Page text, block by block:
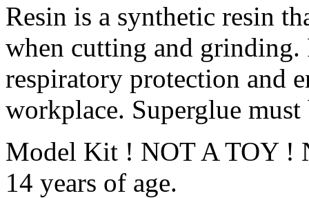
Resin is a synthetic resin
when cutting and
respiratory protection and
workplace. Superglue
Model Kit ! NOT A TOY !
14 years of age.